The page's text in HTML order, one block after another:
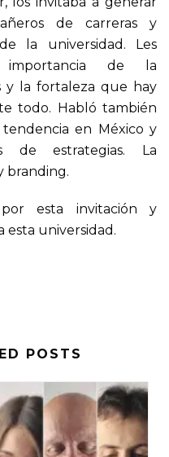
de carreras y
la universidad. Les
importancia de la
y la fortaleza que hay
todo. Habló también
en México y
de estrategias. La
branding.
por esta invitación y
esta universidad.
POSTS